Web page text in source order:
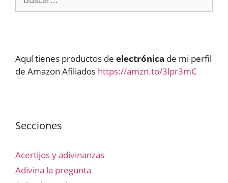
Aquí tienes productos de electrónica de mi perfil
de Amazon Afiliados https://amzn.to/3lpr3mC
Secciones
Acertijos y adivinanzas
Adivina la pregunta